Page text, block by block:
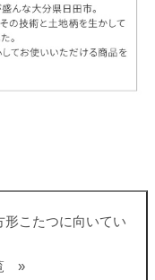
形こたつに向いてい
»